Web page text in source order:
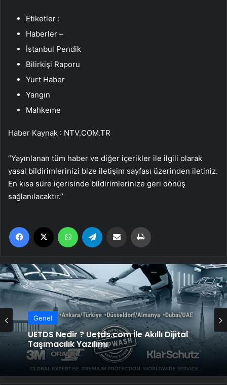
Etiketler :
Haberler –
İstanbul Pendik
Bilirkişi Raporu
Yurt Haber
Yangın
Mahkeme
Haber Kaynak : NTV.COM.TR
“Yayınlanan tüm haber ve diğer içerikler ile ilgili olarak
yasal bildirimlerinizi bize iletişim sayfası üzerinden iletiniz.
En kısa süre içerisinde bildirimlerinize geri dönüş
sağlanılacaktır.”
Facebook WhatsApp Email'den paylaş
Genel
UETDS Nedir ? Uetds.com İle Akıllı Dijital
Bigo Elmas Bayi – Güvenli, Hızlı ve Uygun
Fiyatlı Elmas Satın Almanın Yeni Adresi